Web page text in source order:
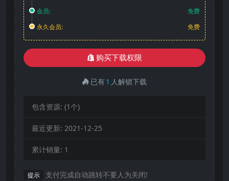
会员:
免费
永久会员:
免费
购买下载权限
已有1 人解锁下载
包含资源: (1个)
最近更新: 2021-12-25
累计销量: 1
提示 支付完成自动跳转不要人为关闭!